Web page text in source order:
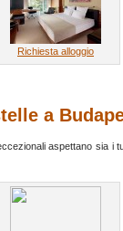
Richiesta alloggio
a
aspettano sia i